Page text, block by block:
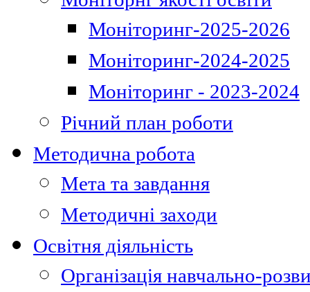
Моніторинг-2025-2026
Моніторинг-2024-2025
Моніторинг - 2023-2024
Річний план роботи
Методична робота
Мета та завдання
Методичні заходи
Освітня діяльність
Організація навчально-